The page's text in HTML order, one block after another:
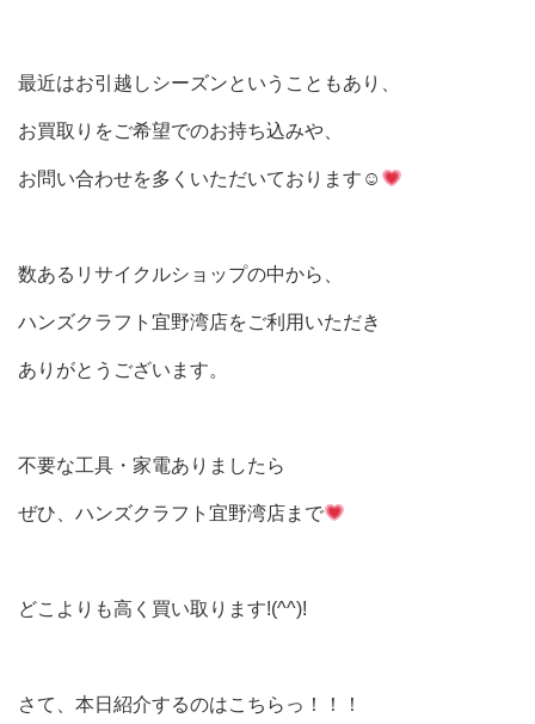
最近はお引越しシーズンということもあり、
お買取りをご希望でのお持ち込みや、
お問い合わせを多くいただいております☺
数あるリサイクルショップの中から、
ハンズクラフト宜野湾店をご利用いただき
ありがとうございます。
不要な工具・家電ありましたら
ぜひ、ハンズクラフト宜野湾店まで
どこよりも高く買い取ります!(^^)!
さて、本日紹介するのはこちらっ！！！